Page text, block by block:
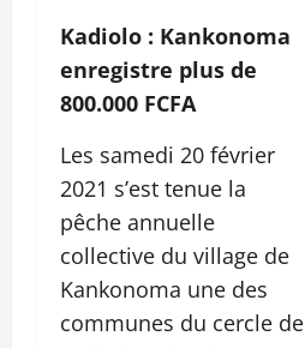
Kadiolo : Kankonoma
enregistre plus de
800.000 FCFA
Les samedi 20 février
2021 s’est tenue la
pêche annuelle
collective du village de
Kankonoma une des
communes du cercle de